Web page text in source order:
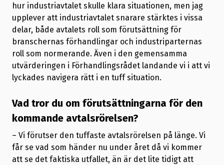
hur industriavtalet skulle klara situationen, men jag
upplever att industriavtalet snarare stärktes i vissa
delar, både avtalets roll som förutsättning för
branschernas förhandlingar och industriparternas
roll som normerande. Även i den gemensamma
utvärderingen i Förhandlingsrådet landande vi i att vi
lyckades navigera rätt i en tuff situation.
Vad tror du om förutsättningarna för den
kommande avtalsrörelsen?
– Vi förutser den tuffaste avtalsrörelsen på länge. Vi
får se vad som händer nu under året då vi kommer
att se det faktiska utfallet, än är det lite tidigt att